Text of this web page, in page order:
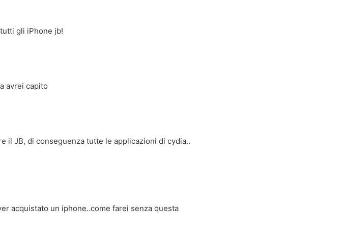
gli iPhone jb!
avrei capito
il JB, di conseguenza tutte le applicazioni di cydia..
acquistato un iphone..come farei senza questa